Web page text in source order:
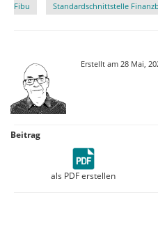
Fibu
Standardschnittstelle
Erstellt am 28 Mai,
Beitrag
als PDF erstellen